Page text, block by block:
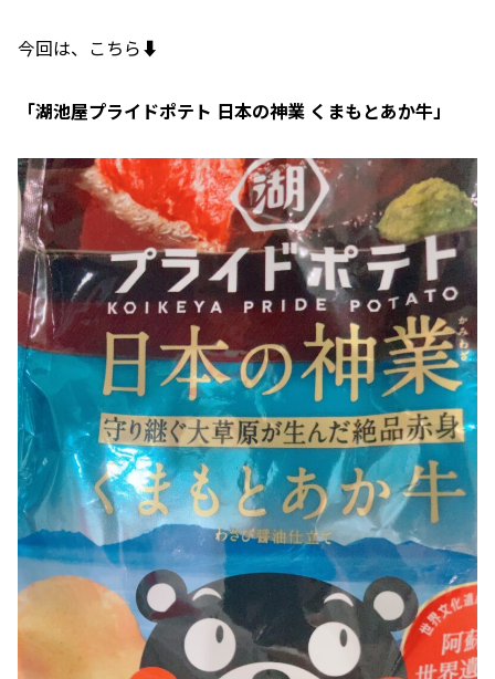
今回は、こちら⬇️
「湖池屋プライドポテト 日本の神業 くまもとあか牛」